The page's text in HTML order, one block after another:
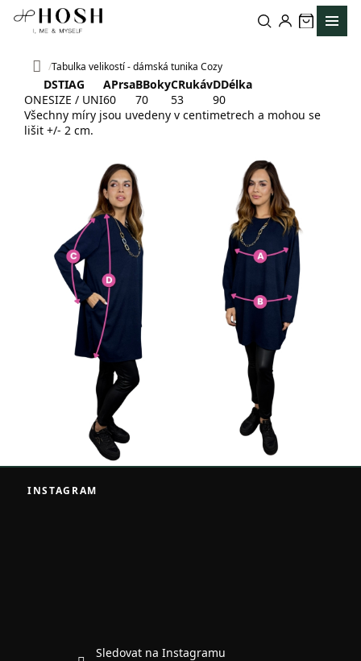
Přejít
Domů
Tabulka velikostí - dámská tunika Cozy
DSTIAG APrsaBBokyCRukávDDélka
ONESIZE / UNI60 70 53
90
Všechny míry jsou uvedeny v centimetrech a mohou se
lišit +/- 2 cm.
INSTAGRAM
Sledovat na Instagramu